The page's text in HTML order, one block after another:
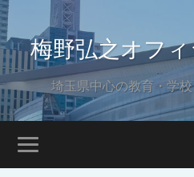
梅野弘之オフ
埼玉県中心の教育・学